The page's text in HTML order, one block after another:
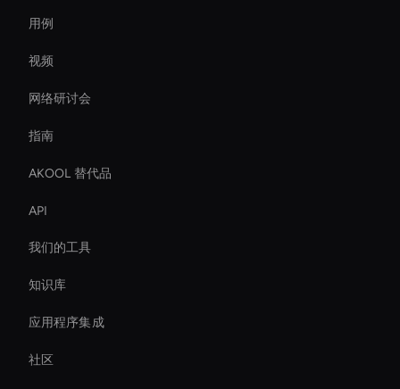
用例
视频
网络研讨会
指南
AKOOL 替代品
API
我们的工具
知识库
应用程序集成
社区